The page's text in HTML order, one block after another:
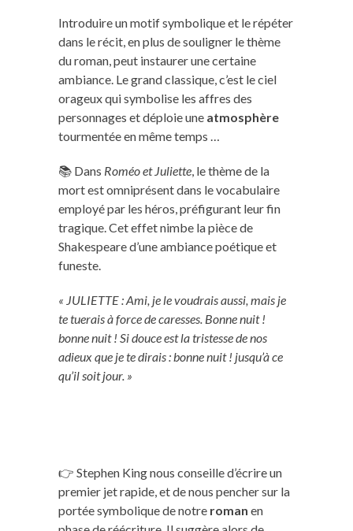
Introduire un motif symbolique et le répéter
dans le récit, en plus de souligner le thème
du roman, peut instaurer une certaine
ambiance. Le grand classique, c’est le ciel
orageux qui symbolise les affres des
personnages et déploie une atmosphère
tourmentée en même temps …
📚 Dans Roméo et Juliette , le thème de la
mort est omniprésent dans le vocabulaire
employé par les héros, préfigurant leur fin
tragique. Cet effet nimbe la pièce de
Shakespeare d’une ambiance poétique et
funeste.
« JULIETTE : Ami, je le voudrais aussi, mais je
te tuerais à force de caresses. Bonne nuit !
bonne nuit ! Si douce est la tristesse de nos
adieux que je te dirais : bonne nuit ! jusqu’à ce
qu’il soit jour. »
👉 Stephen King nous conseille d’écrire un
premier jet rapide, et de nous pencher sur la
portée symbolique de notre roman en